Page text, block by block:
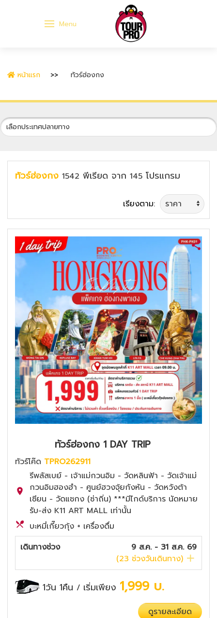
Menu
หน้าแรก ทัวร์ฮ่องกง
ค้นหาทัวร์
ทัวร์ฮ่องกง 1542 พีเรียด จาก 145 โปรแกรม
เรียงตาม:
ทัวร์ฮ่องกง 1 DAY TRIP
ทัวร์โค๊ด TPRO262911
รีพลัสเบย์ - เจ้าแม่กวนอิม - วัดหลินฟ้า - วัดเจ้าแม่
กวนอิมฮองฮำ - ศูนย์ฮวงจุ้ยกังหัน - วัดหวังต้า
เซียน - วัดแชกง (ซ่าถิ่น) ***มีไกด์บริการ นัดหมาย
รับ-ส่ง K11 ART MALL เท่านั้น
บะหมี่เกี๊ยวกุ้ง + เครื่องดื่ม
เดินทางช่วง
9 ส.ค. - 31 ส.ค. 69
(23 ช่วงวันเดินทาง)
1วัน 1คืน / เริ่มเพียง 1,999 บ.
ดูรายละเอียด